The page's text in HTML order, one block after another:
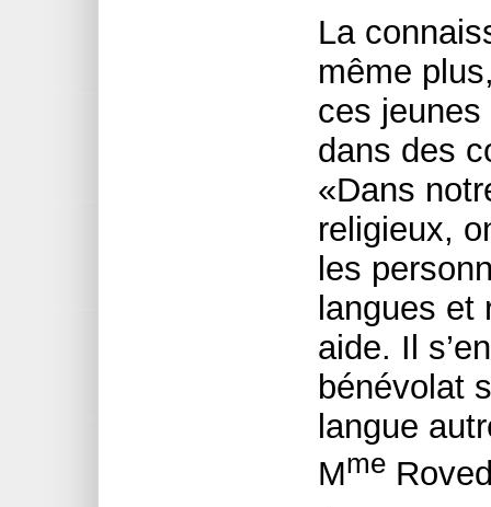
La
même
ces
dans des
«Dans
religieux,
les
langues
aide. Il
bénévolat
langue
Mme